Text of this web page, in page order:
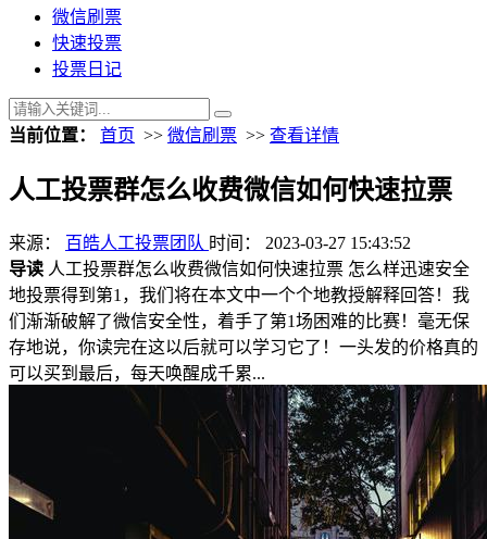
微信刷票
快速投票
投票日记
当前位置： 首页 >> 微信刷票 >> 查看详情
人工投票群怎么收费微信如何快速拉票
来源： 百皓人工投票团队 时间： 2023-03-27 15:43:52
导读 人工投票群怎么收费微信如何快速拉票 怎么样迅速安全
地投票得到第1，我们将在本文中一个个地教授解释回答！我
们渐渐破解了微信安全性，着手了第1场困难的比赛！毫无保
存地说，你读完在这以后就可以学习它了！一头发的价格真的
可以买到最后，每天唤醒成千累...